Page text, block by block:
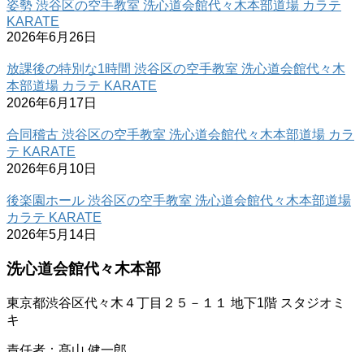
姿勢 渋谷区の空手教室 洗心道会館代々木本部道場 カラテ
KARATE
2026年6月26日
放課後の特別な1時間 渋谷区の空手教室 洗心道会館代々木
本部道場 カラテ KARATE
2026年6月17日
合同稽古 渋谷区の空手教室 洗心道会館代々木本部道場 カラ
テ KARATE
2026年6月10日
後楽園ホール 渋谷区の空手教室 洗心道会館代々木本部道場
カラテ KARATE
2026年5月14日
洗心道会館代々木本部
東京都渋谷区代々木４丁目２５－１１ 地下1階 スタジオミ
キ